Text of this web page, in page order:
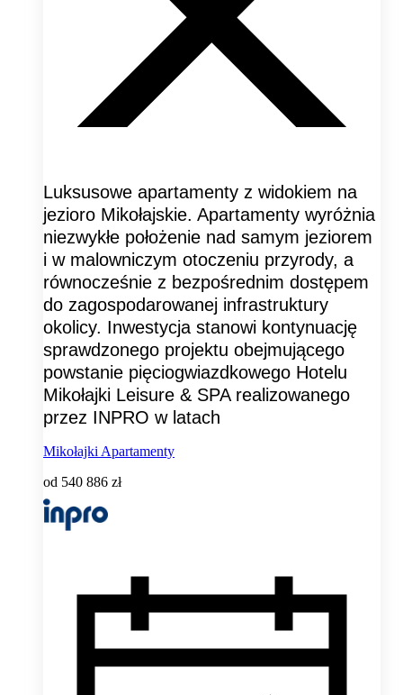
Luksusowe apartamenty z widokiem na
jezioro Mikołajskie. Apartamenty wyróżnia
niezwykłe położenie nad samym jeziorem
i w malowniczym otoczeniu przyrody, a
równocześnie z bezpośrednim dostępem
do zagospodarowanej infrastruktury
okolicy. Inwestycja stanowi kontynuację
sprawdzonego projektu obejmującego
powstanie pięciogwiazdkowego Hotelu
Mikołajki Leisure & SPA realizowanego
przez INPRO w latach
Mikołajki Apartamenty
od 540 886 zł